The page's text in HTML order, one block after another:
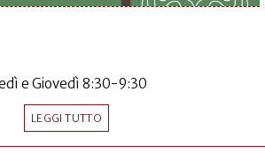
e Giovedì 8:30-9:30
LEGGI TUTTO